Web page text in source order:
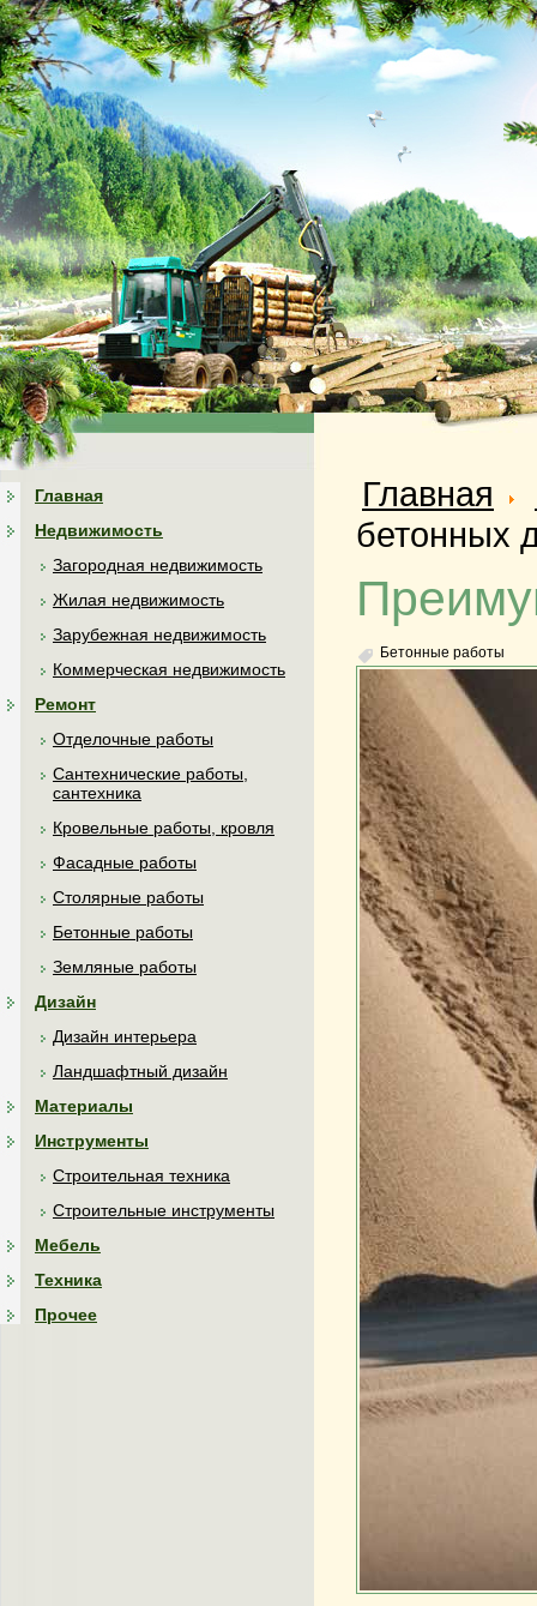
Главная
Недвижимость
Загородная недвижимость
Жилая недвижимость
Зарубежная недвижимость
Коммерческая недвижимость
Ремонт
Отделочные работы
Сантехнические работы,
сантехника
Кровельные работы, кровля
Фасадные работы
Столярные работы
Бетонные работы
Земляные работы
Дизайн
Дизайн интерьера
Ландшафтный дизайн
Материалы
Инструменты
Строительная техника
Строительные инструменты
Мебель
Техника
Прочее
Главная
бетонных
Бетонные работы